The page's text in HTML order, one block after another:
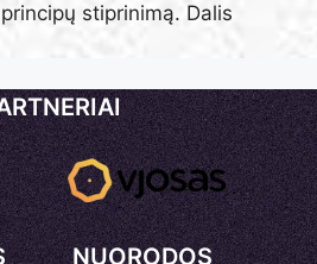
stiprinimą. Dalis
NUORODOS